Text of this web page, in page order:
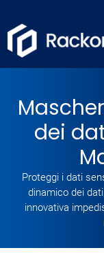
VPS
Server
Proxmox VE
Mail
dei
Proteggi i dati
dinamico dei
innovativa